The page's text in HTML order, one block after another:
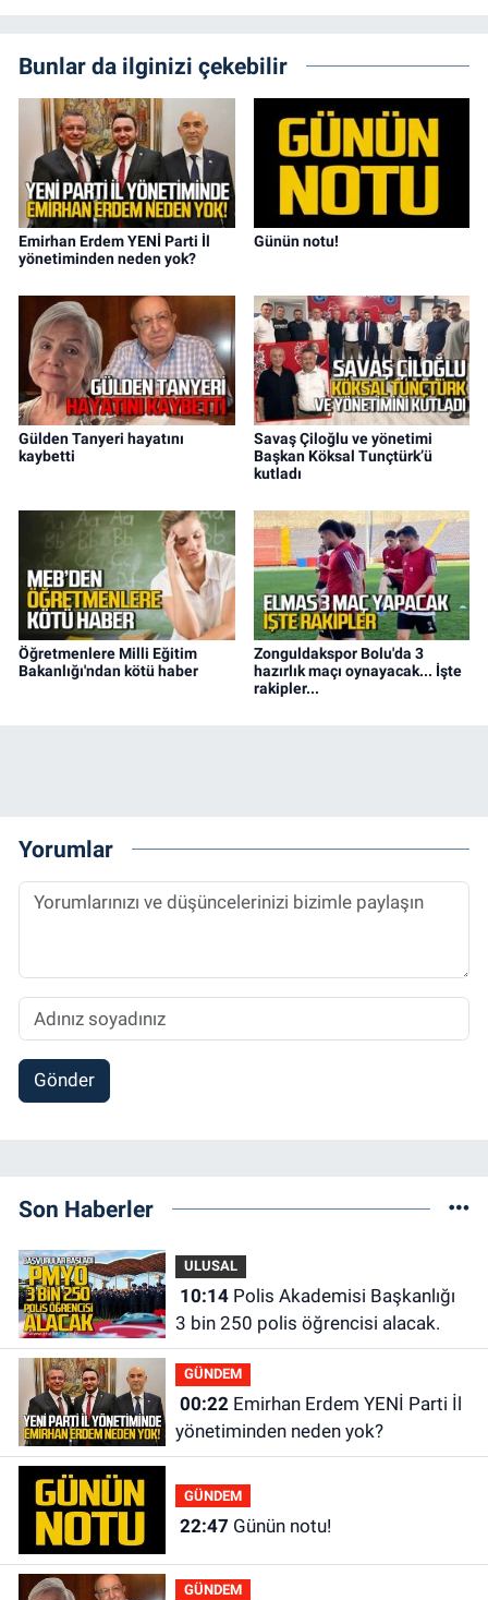
Bunlar da ilginizi çekebilir
Emirhan Erdem YENİ Parti İl
yönetiminden neden yok?
Günün notu!
Gülden Tanyeri hayatını
kaybetti
Savaş Çiloğlu ve yönetimi
Başkan Köksal Tunçtürk’ü
kutladı
Öğretmenlere Milli Eğitim
Bakanlığı'ndan kötü haber
Zonguldakspor Bolu'da 3
hazırlık maçı oynayacak... İşte
rakipler...
Yorumlar
Gönder
Son Haberler
ULUSAL
10:14Polis Akademisi Başkanlığı
3 bin 250 polis öğrencisi alacak.
GÜNDEM
00:22Emirhan Erdem YENİ Parti İl
yönetiminden neden yok?
GÜNDEM
22:47 Günün notu!
GÜNDEM